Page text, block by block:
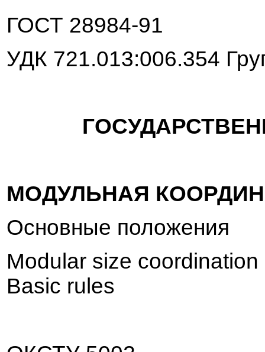
ГОСТ 28984-91
УДК 721.013:006.354
ГОСУДАРСТВ
МОДУЛЬНАЯ
Основные положения
Modular size
Basic rules